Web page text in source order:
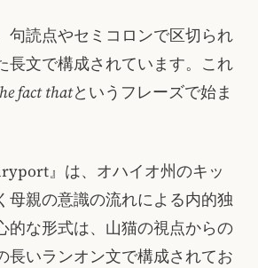
句読点やセミコロンで区切られ
長文で構成されています。これ
fact thatというフレーズで始ま
』は、オハイオ州のキッ
母親の意識の流れによる内的独
的な形式は、山猫の視点からの
長いランオン文で構成されてお